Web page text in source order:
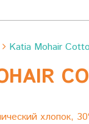
Katia Mohair
хлопок,